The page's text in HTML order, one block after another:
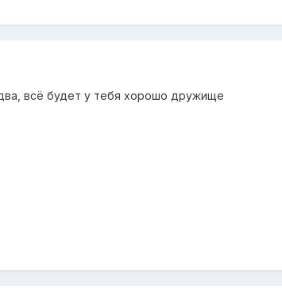
всё будет у тебя хорошо дружище